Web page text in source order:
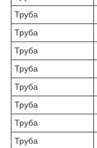
Труба
Труба
Труба
Труба
Труба
Труба
Труба
Труба